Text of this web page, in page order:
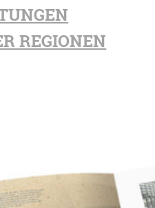
REGIONEN